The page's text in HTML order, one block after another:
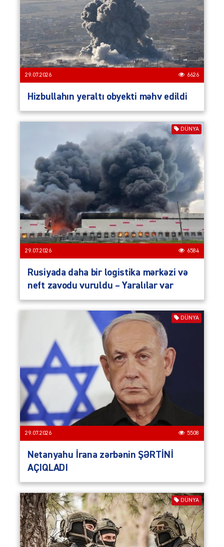
29.07.2026 6626
Hizbullahın yeraltı obyekti məhv edildi
DÜNYA
29.07.2026 6584
Rusiyada daha bir logistika mərkəzi və
neft zavodu vuruldu – Yaralılar var
DÜNYA
29.07.2026 5508
Netanyahu İrana zərbənin ŞƏRTİNİ
AÇIQLADI
DÜNYA